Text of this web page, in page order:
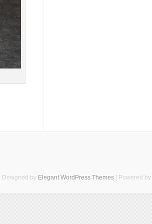
Designed by Elegant WordPress Themes | Powered by